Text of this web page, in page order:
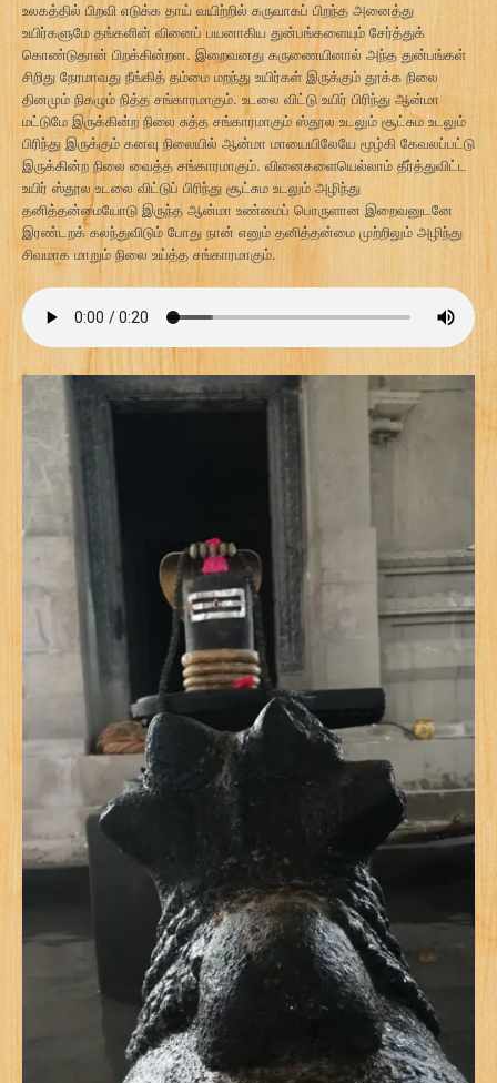
உலகத்தில் பிறவி எடுக்க தாய் வயிற்றில் கருவாகப் பிறந்த அனைத்து
உயிர்களுமே தங்களின் வினைப் பயனாகிய துன்பங்களையும் சேர்த்துக்
கொண்டுதான் பிறக்கின்றன. இறைவனது கருணையினால் அந்த துன்பங்கள்
சிறிது நேரமாவது நீங்கித் தம்மை மறந்து உயிர்கள் இருக்கும் தூக்க நிலை
தினமும் நிகழும் நித்த சங்காரமாகும். உடலை விட்டு உயிர் பிரிந்து ஆன்மா
மட்டுமே இருக்கின்ற நிலை சுத்த சங்காரமாகும் ஸ்தூல உடலும் சூட்சும உடலும்
பிரிந்து இருக்கும் கனவு நிலையில் ஆன்மா மாயையிலேயே மூழ்கி கேவலப்பட்டு
இருக்கின்ற நிலை வைத்த சங்காரமாகும். வினைகளையெல்லாம் தீர்த்துவிட்ட
உயிர் ஸ்தூல உடலை விட்டுப் பிரிந்து சூட்சும உடலும் அழிந்து
தனித்தன்மையோடு இருந்த ஆன்மா உண்மைப் பொருளான இறைவனுடனே
இரண்டறக் கலந்துவிடும் போது நான் எனும் தனித்தன்மை முற்றிலும் அழிந்து
சிவமாக மாறும் நிலை உய்த்த சங்காரமாகும்.